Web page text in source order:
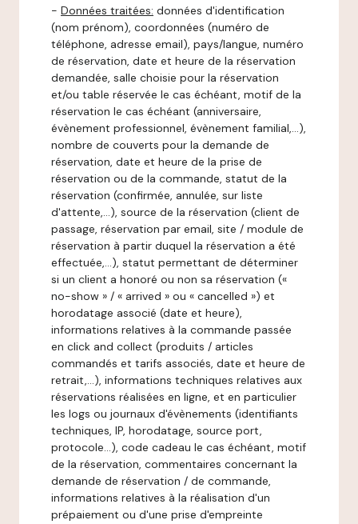
- Données traitées: données d'identification
(nom prénom), coordonnées (numéro de
téléphone, adresse email), pays/langue, numéro
de réservation, date et heure de la réservation
demandée, salle choisie pour la réservation
et/ou table réservée le cas échéant, motif de la
réservation le cas échéant (anniversaire,
évènement professionnel, évènement familial,…),
nombre de couverts pour la demande de
réservation, date et heure de la prise de
réservation ou de la commande, statut de la
réservation (confirmée, annulée, sur liste
d'attente,…), source de la réservation (client de
passage, réservation par email, site / module de
réservation à partir duquel la réservation a été
effectuée,…), statut permettant de déterminer
si un client a honoré ou non sa réservation («
no-show » / « arrived » ou « cancelled ») et
horodatage associé (date et heure),
informations relatives à la commande passée
en click and collect (produits / articles
commandés et tarifs associés, date et heure de
retrait,…), informations techniques relatives aux
réservations réalisées en ligne, et en particulier
les logs ou journaux d'évènements (identifiants
techniques, IP, horodatage, source port,
protocole…), code cadeau le cas échéant, motif
de la réservation, commentaires concernant la
demande de réservation / de commande,
informations relatives à la réalisation d'un
prépaiement ou d'une prise d'empreinte